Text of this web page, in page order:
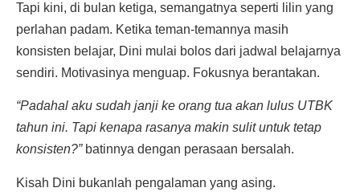
Tapi kini, di bulan ketiga, semangatnya seperti lilin yang
perlahan padam. Ketika teman-temannya masih
konsisten belajar, Dini mulai bolos dari jadwal belajarnya
sendiri. Motivasinya menguap. Fokusnya berantakan.
“Padahal aku sudah janji ke orang tua akan lulus UTBK
tahun ini. Tapi kenapa rasanya makin sulit untuk tetap
konsisten?”batinnya dengan perasaan bersalah.
Kisah Dini bukanlah pengalaman yang asing.